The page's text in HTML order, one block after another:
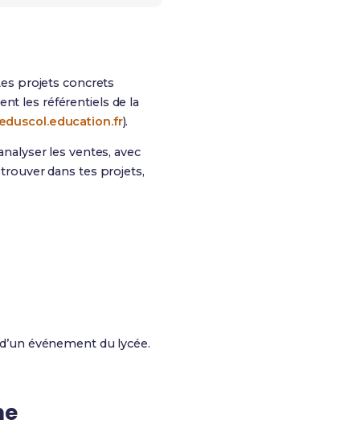
projets concrets
les référentiels de la
eduscol.education.fr).
les ventes, avec
dans tes projets,
événement du lycée.